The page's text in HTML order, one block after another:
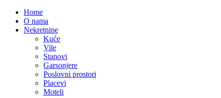
Home
O nama
Nekretnine
Kuće
Vile
Stanovi
Garsonjere
Poslovni prostori
Placevi
Moteli